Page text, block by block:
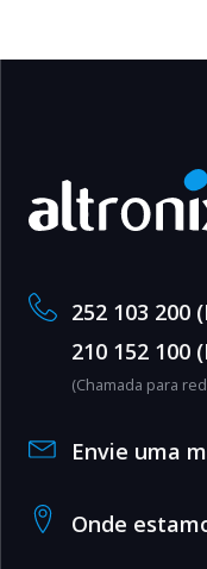
252 103 200
210 152 100
(Chamada para
Envie uma
Onde